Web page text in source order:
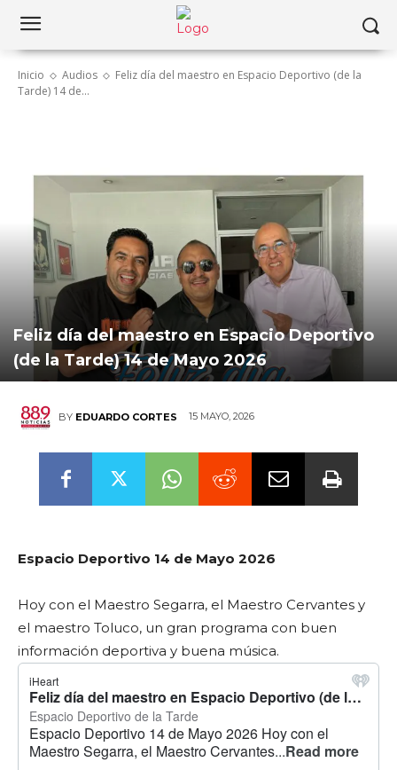
Inicio Audios
Feliz día del maestro en Espacio Deportivo (de la
Tarde) 14 de...
Feliz día del maestro en Espacio Deportivo
(de la Tarde) 14 de Mayo 2026
BY EDUARDO CORTES 15 MAYO, 2026
Espacio Deportivo 14 de Mayo 2026
Hoy con el Maestro Segarra, el Maestro Cervantes y
el maestro Toluco, un gran programa con buen
información deportiva y buena música.